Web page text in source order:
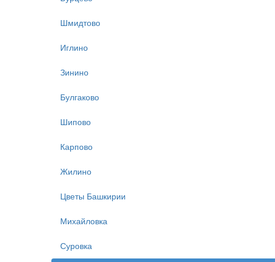
Шмидтово
Иглино
Зинино
Булгаково
Шипово
Карпово
Жилино
Цветы Башкирии
Михайловка
Суровка